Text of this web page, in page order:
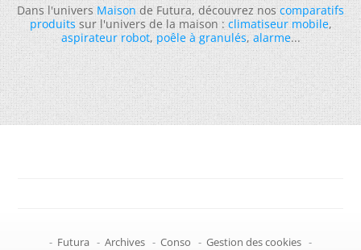
Dans l'universMaisonde Futura, découvrez noscomparatifs
produitssur l'univers de la maison :climatiseur mobile,
aspirateur robot,poêle à granulés,alarme...
- Futura - Archives - Conso - Gestion des cookies -